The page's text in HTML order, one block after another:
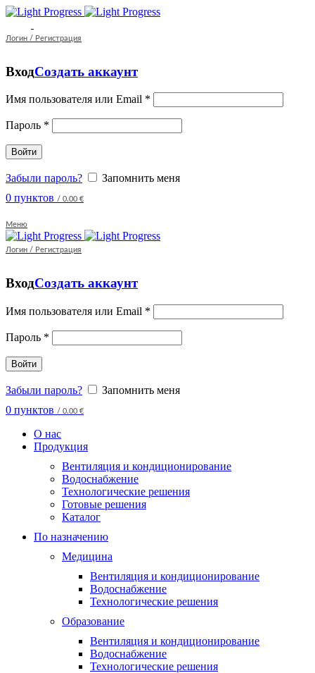
Логин / Регистрация
ВходСоздать аккаунт
Имя пользователя или Email *
Пароль *
Войти
Забыли пароль?
Запомнить меня
0 пунктов / 0.00 €
Меню
Логин / Регистрация
ВходСоздать аккаунт
Имя пользователя или Email *
Пароль *
Войти
Забыли пароль?
Запомнить меня
0 пунктов / 0.00 €
О нас
Продукция
Вентиляция и кондиционирование
Водоснабжение
Технологические решения
Готовые решения
Каталог
По назначению
Медицина
Вентиляция и кондиционирование
Водоснабжение
Технологические решения
Образование
Вентиляция и кондиционирование
Водоснабжение
Технологические решения